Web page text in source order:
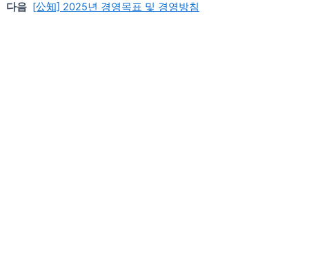
다음 [公知] 2025년 경영목표 및 경영방침